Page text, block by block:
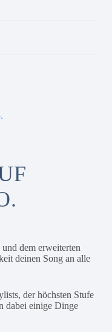
dem erweiterten
deinen Song an alle
der höchsten Stufe
dabei einige Dinge